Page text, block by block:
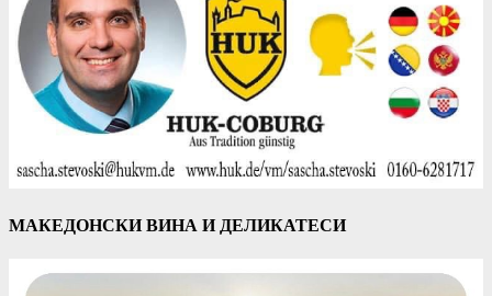
МАКЕДОНСКИ ВИНА И ДЕЛИКАТЕСИ